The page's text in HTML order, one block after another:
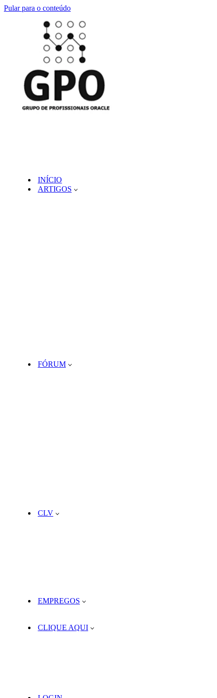
Pular para o conteúdo
INÍCIO
ARTIGOS
FÓRUM
CLV
EMPREGOS
CLIQUE AQUI